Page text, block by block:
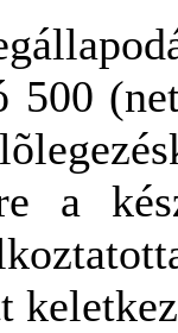
500
a